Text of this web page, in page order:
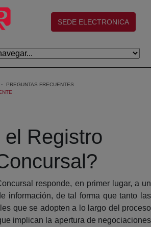
(abre en nueva ventana)
SEDE ELECTRONICA
PREGUNTAS FRECUENTES
Registro
responde, en primer lugar, a un
información, de tal forma que tanto las
que se adopten a lo largo del proceso
implican la apertura de negociaciones